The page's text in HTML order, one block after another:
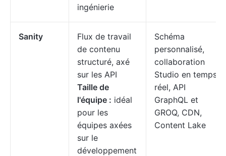
ingénierie
Sanity
Flux de travail
de contenu
structuré, axé
sur les API
Taille de
l'équipe : idéal
pour les
équipes axées
sur le
développement
Schéma
personnalisé,
collaboration
Studio en temps
réel, API
GraphQL et
GROQ, CDN,
Content Lake